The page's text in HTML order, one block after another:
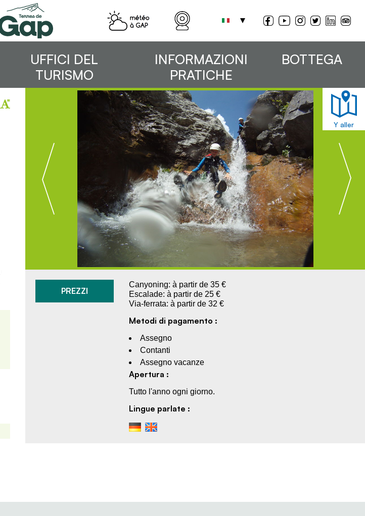
UFFICI DEL
TURISMO
INFORMAZIONI
PRATICHE
BOTTEGA
Y aller
PREZZI
Canyoning: à partir de 35 €
Escalade: à partir de 25 €
Via-ferrata: à partir de 32 €
Metodi di pagamento :
Assegno
Contanti
Assegno vacanze
Apertura :
Tutto l'anno ogni giorno.
Lingue parlate :